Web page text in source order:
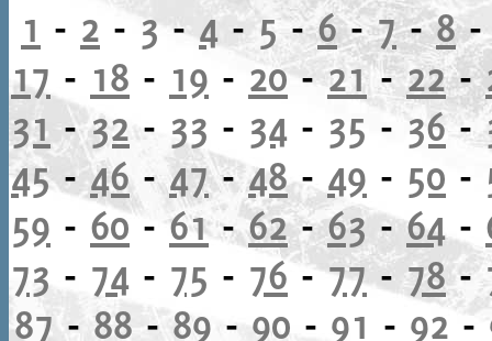
1 - 2 -3- 4 -5-6-7-8
17 - 18 - 19 - 20-21-22-
31 -32- 33 - 34 - 35 -36-
45-46-47-48- 49 - 50 -
59 - 60- 61-62-63-64-
73 - 74 - 75 - 76-77-78-
87 -88-89 - 90 - 91 - 92-